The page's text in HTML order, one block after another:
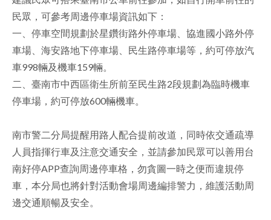
民眾，可參考周邊停車場資訊如下：
一、停車空間規劃於星鑽街路外停車場、協進國小路外停
車場、海安路地下停車場、民生路停車場等，約可停放汽
車998輛及機車159輛。
二、臺南市中西區衛生所前至民生路2段規劃為臨時機車
停車場，約可停放600輛機車。
南市警二分局提醒用路人配合提前改道，同時依交通疏導
人員指揮行車及注意交通安全，並請參加民眾可以善用台
南好停APP查詢周邊停車格，勿貪圖一時之便而違規停
車，本分局也將針對活動會場周邊編排警力，維護活動周
邊交通順暢及安全。